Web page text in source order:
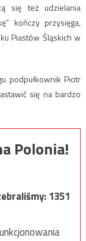
się też udzielania
kończy przysięga,
Piastów Śląskich w
podpułkownik Piotr
się na bardzo
Polonia!
1351